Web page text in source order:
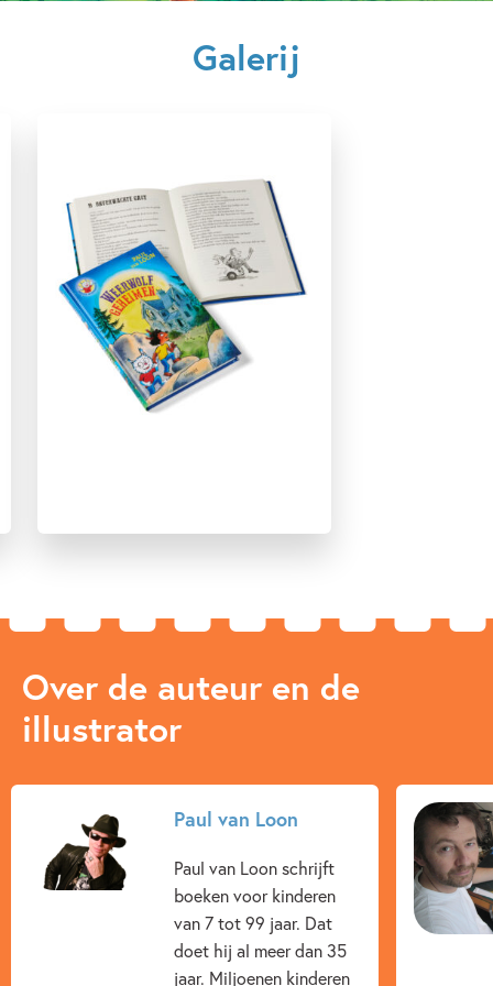
Beginnende lezer & AVI boeken
Detective & thrillers
Fantasie & magie
Hugo van Look
Galerij
Over de auteur en de
illustrator
Paul van Loon
Paul van Loon schrijft
boeken voor kinderen
van 7 tot 99 jaar. Dat
doet hij al meer dan 35
jaar. Miljoenen kinderen